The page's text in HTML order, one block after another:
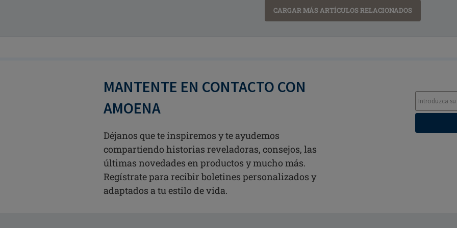
CARGAR MÁS ARTÍCULOS RELACIONADOS
MANTENTE EN CONTACTO CON
AMOENA
Déjanos que te inspiremos y te ayudemos
compartiendo historias reveladoras, consejos, las
últimas novedades en productos y mucho más.
Regístrate para recibir boletines personalizados y
adaptados a tu estilo de vida.